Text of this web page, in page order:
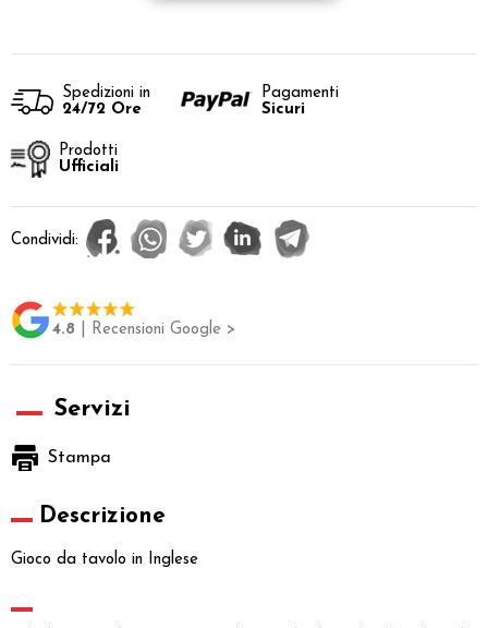
Spedizioni in
24/72 Ore
Pagamenti
Sicuri
Prodotti
Ufficiali
Condividi:
4.8 | Recensioni Google >
Servizi
Stampa
Descrizione
Gioco da tavolo in Inglese